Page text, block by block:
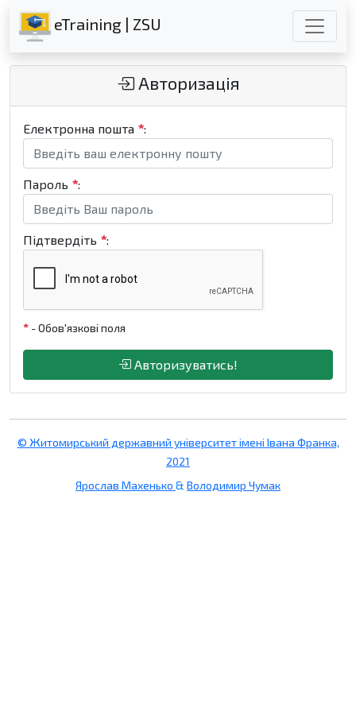
eTraining | ZSU
Авторизація
Електронна пошта *:
Пароль *:
Підтвердіть *:
* - Обов'язкові поля
Авторизуватись!
© Житомирський державний університет імені Івана Франка,
2021
Ярослав Махенько & Володимир Чумак